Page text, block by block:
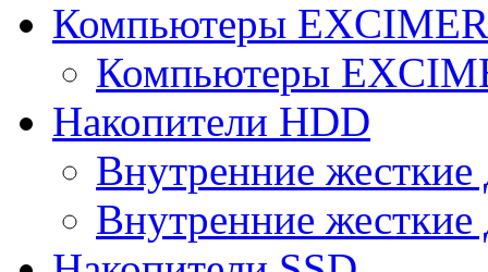
Компьютеры
Компьютеры
Накопители HDD
Внутренние
Внутренние